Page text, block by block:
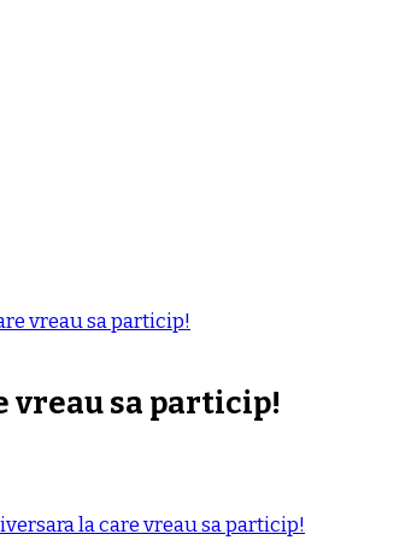
vreau sa particip!
vreau sa particip!
la care vreau sa particip!